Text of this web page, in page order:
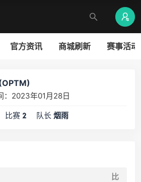
官方资讯 商城刷新 赛事活动
：2023年01月28日
比赛 2 队长 烟雨
比